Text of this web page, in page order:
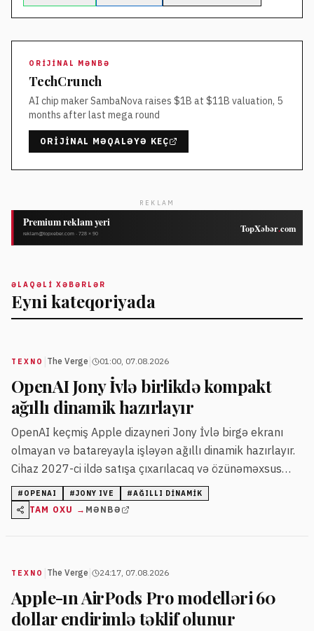
ORIJINAL MƏNBƏ
TechCrunch
AI chip maker SambaNova raises $1B at $11B valuation, 5
months after last mega round
ORIJINAL MƏQALƏYƏ KEÇ
REKLAM
ƏLAQƏLI XƏBƏRLƏR
Eyni kateqoriyada
TEXNO The Verge 01:00, 07.08.2026
OpenAI Jony İvlə birlikdə kompakt
ağıllı dinamik hazırlayır
OpenAI keçmiş Apple dizayneri Jony İvlə birgə ekranı
olmayan və batareyayla işləyən ağıllı dinamik hazırlayır.
Cihaz 2027-ci ildə satışa çıxarılacaq və özünəməxsus
dizaynla hərəkətli hissələrə malik olacaq.
# OPENAI #JONY IVE #AĞILLI DINAMIK
TAM OXU → MƏNBƏ
TEXNO The Verge 24:17, 07.08.2026
Apple-ın AirPods Pro modelləri 60
dollar endirimlə təklif olunur